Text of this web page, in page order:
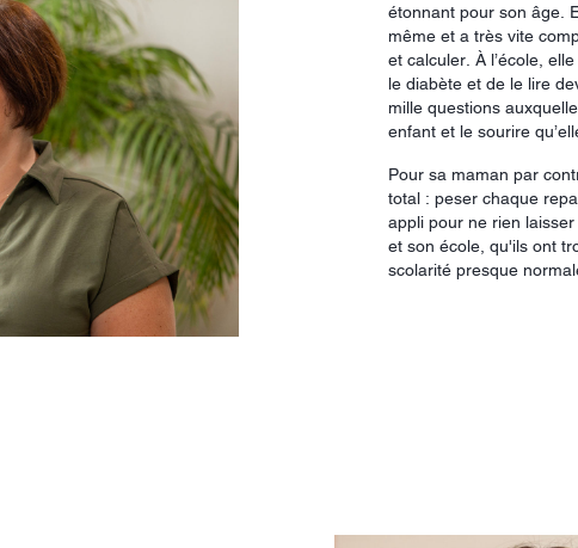
étonnant pour son âge.
même et a très vite
et calculer. À l’école,
le diabète et de le lire
mille questions
enfant et le sourire
Pour sa maman par
total : peser chaque
appli pour ne rien
et son école, qu'ils ont
scolarité presque